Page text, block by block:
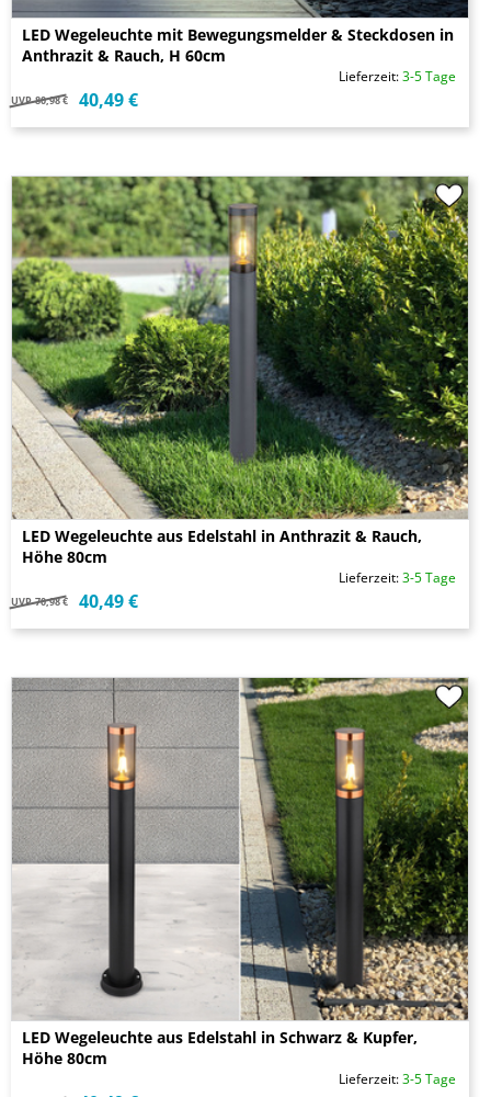
LED Wegeleuchte mit Bewegungsmelder & Steckdosen in
Anthrazit & Rauch, H 60cm
Lieferzeit:3-5 Tage
UVP 80,98 € 40,49 €
LED Wegeleuchte aus Edelstahl in Anthrazit & Rauch,
Höhe 80cm
Lieferzeit:3-5 Tage
UVP 70,98 € 40,49 €
LED Wegeleuchte aus Edelstahl in Schwarz & Kupfer,
Höhe 80cm
Lieferzeit:3-5 Tage